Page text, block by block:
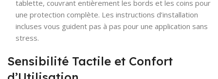
tablette, couvrant entièrement les bords et les coins pour
une protection complète. Les instructions d’installation
incluses vous guident pas à pas pour une application sans
stress.
Sensibilité Tactile et Confort